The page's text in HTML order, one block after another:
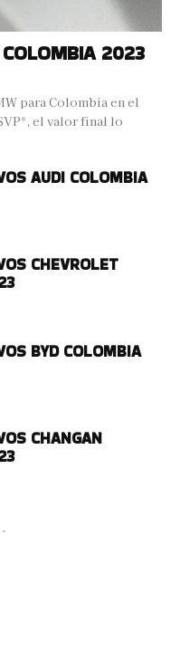
2023
para Colombia en el
el valor final lo
AUDI COLOMBIA
CHEVROLET
BYD COLOMBIA
CHANGAN
-